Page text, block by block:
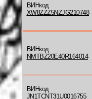
ВИНкод
XW8ZZZ5NZJG210748
ВИНкод
NMTBZ20E40R164014
ВИНкод
JN1TCNT31U0016755